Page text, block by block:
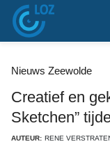
Nieuws Zeewolde
Creatief en
Sketchen”
AUTEUR: RENE